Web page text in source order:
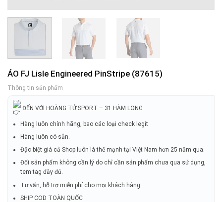
ÁO FJ Lisle Engineered PinStripe (87615)
Thông tin sản phẩm
ĐẾN VỚI HOÀNG TỬ SPORT – 31 HÀM LONG
Hàng luôn chính hãng, bao các loại check legit
Hàng luôn có sẵn.
Đặc biệt giá cả Shop luôn là thế mạnh tại Việt Nam hơn 25 năm qua.
Đổi sản phẩm không cần lý do chỉ cần sản phẩm chưa qua sử dụng,
tem tag đầy đủ.
Tư vấn, hỗ trợ miễn phí cho mọi khách hàng.
SHIP COD TOÀN QUỐC